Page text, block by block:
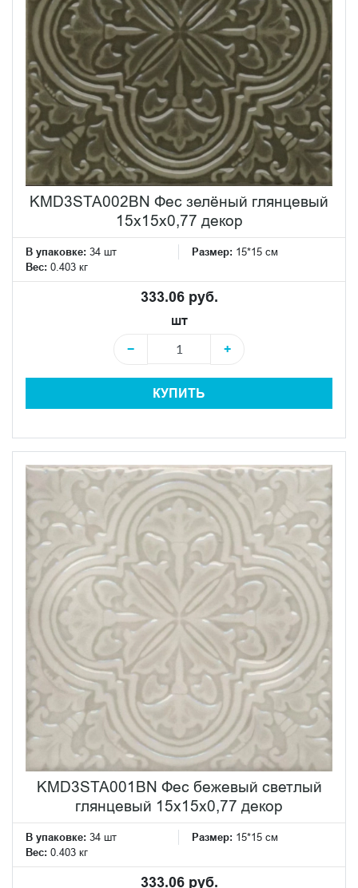
KMD3STA002BN Фес зелёный глянцевый
15x15x0,77 декор
В упаковке: 34 шт Размер: 15*15 см
Вес: 0.403 кг
333.06 руб.
шт
−
+
КУПИТЬ
KMD3STA001BN Фес бежевый светлый
глянцевый 15x15x0,77 декор
В упаковке: 34 шт Размер: 15*15 см
Вес: 0.403 кг
333.06 руб.